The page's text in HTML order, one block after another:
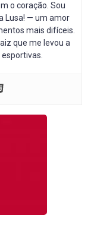
o coração. Sou
Lusa! — um amor
mais difíceis.
que me levou a